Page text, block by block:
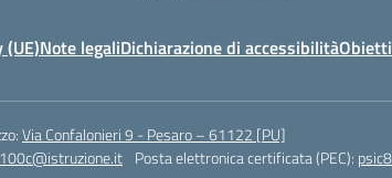
(UE)Note legaliDichiarazione di accessibilità
Via Confalonieri 9 - Pesaro – 61122 [PU]
Posta elettronica certificata (PEC):